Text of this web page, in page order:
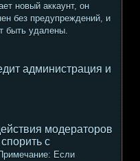
новый аккаунт, он
без предупреждений, и
быть удалены.
администрация и
модераторов
с
Если